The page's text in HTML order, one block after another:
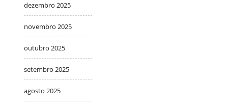
dezembro 2025
novembro 2025
outubro 2025
setembro 2025
agosto 2025